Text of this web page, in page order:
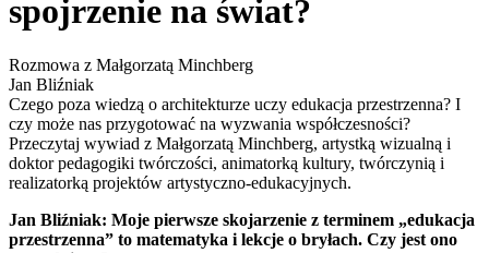
spojrzenie na świat?
Rozmowa z Małgorzatą Minchberg
Jan Bliźniak
Czego poza wiedzą o architekturze uczy edukacja przestrzenna? I
czy może nas przygotować na wyzwania współczesności?
Przeczytaj wywiad z Małgorzatą Minchberg, artystką wizualną i
doktor pedagogiki twórczości, animatorką kultury, twórczynią i
realizatorką projektów artystyczno-edukacyjnych.
Jan Bliźniak: Moje pierwsze skojarzenie z terminem „edukacja
przestrzenna” to matematyka i lekcje o bryłach. Czy jest ono